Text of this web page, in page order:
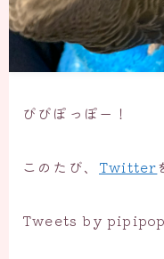
ぴぴぽっぽー！
このたび、 Twitter
Tweets by